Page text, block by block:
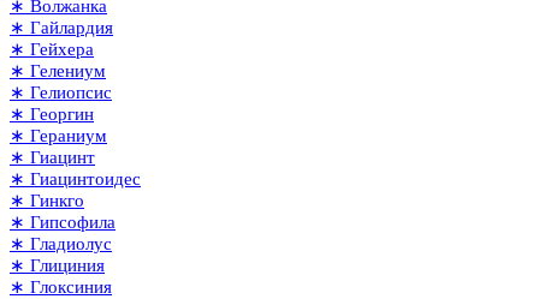
∗ Волжанка
∗ Гайлардия
∗ Гейхера
∗ Гелениум
∗ Гелиопсис
∗ Георгин
∗ Гераниум
∗ Гиацинт
∗ Гиацинтоидес
∗ Гинкго
∗ Гипсофила
∗ Гладиолус
∗ Глициния
∗ Глоксиния